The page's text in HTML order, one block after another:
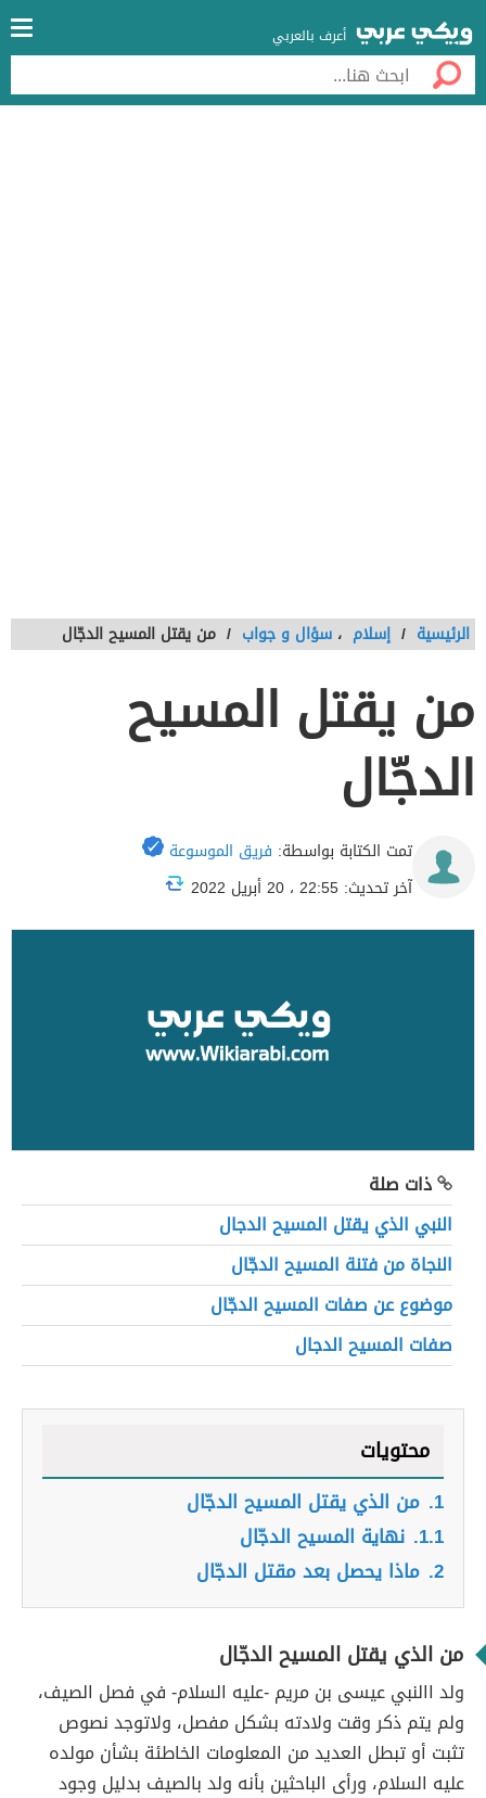
أعرف بالعربي
الرئيسية / إسلام ، سؤال و جواب / من يقتل المسيح الدجّال
من يقتل المسيح
الدجّال
تمت الكتابة بواسطة: فريق الموسوعة
آخر تحديث: 22:55 ، 20 أبريل 2022
ذات صلة
النبي الذي يقتل المسيح الدجال
النجاة من فتنة المسيح الدجّال
موضوع عن صفات المسيح الدجّال
صفات المسيح الدجال
محتويات
1. من الذي يقتل المسيح الدجّال
1.1. نهاية المسيح الدجّال
2. ماذا يحصل بعد مقتل الدجّال
من الذي يقتل المسيح الدجّال
ولد االنبي عيسى بن مريم -عليه السلام- في فصل الصيف،
ولم يتم ذكر وقت ولادته بشكل مفصل، ولاتوجد نصوص
تثبت أو تبطل العديد من المعلومات الخاطئة بشأن مولده
عليه السلام، ورأى الباحثين بأنه ولد بالصيف بدليل وجود